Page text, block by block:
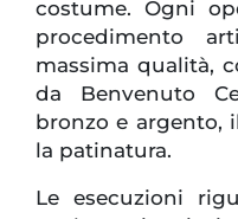
costume. Ogni
procedimento
massima qualità,
da Benvenuto
bronzo e argento,
la patinatura.
Le esecuzioni